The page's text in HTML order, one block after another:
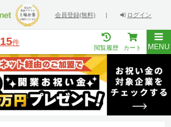
会員登録(無料) | ログイン
15件
閲覧履歴 カート MENU